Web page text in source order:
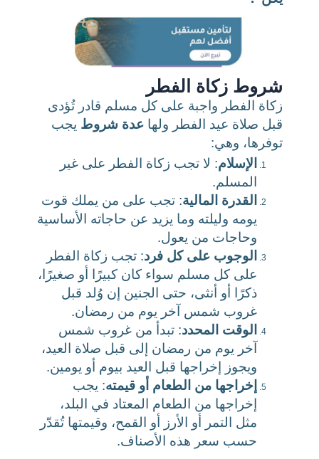
شروط زكاة الفطر
زكاة الفطر واجبة على كل مسلم قادر تُؤدى
قبل صلاة عيد الفطر ولها عدة شروط يجب
توفرها، وهي:
الإسلام: لا تجب زكاة الفطر على غير
المسلم.
القدرة المالية: تجب على من يملك قوت
يومه وليلته وما يزيد عن حاجاته الأساسية
وحاجات من يعول.
الوجوب على كل فرد: تجب زكاة الفطر
على كل مسلم سواء كان كبيرًا أو صغيرًا،
ذكرًا أو أنثى، حتى الجنين إن وُلد قبل
غروب شمس آخر يوم من رمضان.
الوقت المحدد: تبدأ من غروب شمس
آخر يوم من رمضان إلى قبل صلاة العيد،
ويجوز إخراجها قبل العيد بيوم أو يومين.
إخراجها من الطعام أو قيمته: يجب
إخراجها من الطعام المعتاد في البلد،
مثل التمر أو الأرز أو القمح، وقيمتها تُقدّر
حسب سعر هذه الأصناف.